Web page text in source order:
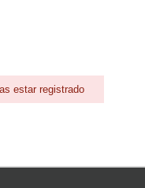
estar registrado